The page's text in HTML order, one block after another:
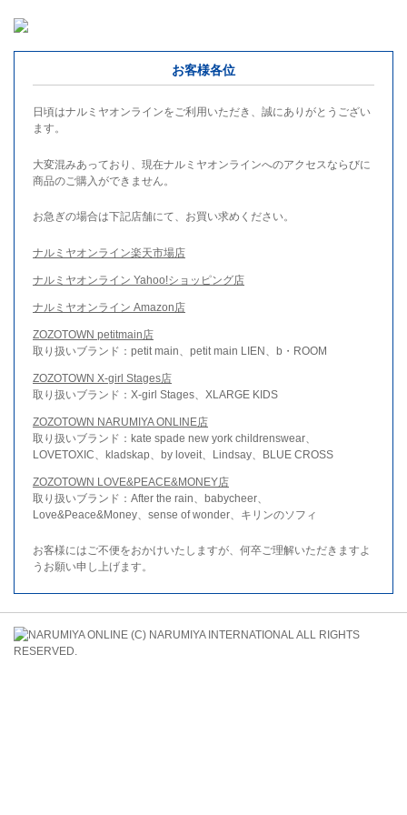
お客様各位
日頃はナルミヤオンラインをご利用いただき、誠にありがとうござい
ます。
大変混みあっており、現在ナルミヤオンラインへのアクセスならびに
商品のご購入ができません。
お急ぎの場合は下記店舗にて、お買い求めください。
ナルミヤオンライン楽天市場店
ナルミヤオンライン Yahoo!ショッピング店
ナルミヤオンライン Amazon店
ZOZOTOWN petitmain店
取り扱いブランド：petit main、petit main LIEN、b・ROOM
ZOZOTOWN X-girl Stages店
取り扱いブランド：X-girl Stages、XLARGE KIDS
ZOZOTOWN NARUMIYA ONLINE店
取り扱いブランド：kate spade new york childrenswear、
LOVETOXIC、kladskap、by loveit、Lindsay、BLUE CROSS
ZOZOTOWN LOVE&PEACE&MONEY店
取り扱いブランド：After the rain、babycheer、
Love&Peace&Money、sense of wonder、キリンのソフィ
お客様にはご不便をおかけいたしますが、何卒ご理解いただきますよ
うお願い申し上げます。